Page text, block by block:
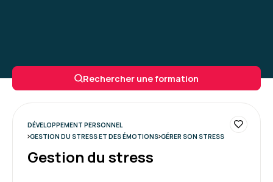
Rechercher une formation
DÉVELOPPEMENT PERSONNEL
GESTION DU STRESS ET DES ÉMOTIONS GÉRER SON STRESS
Gestion du stress